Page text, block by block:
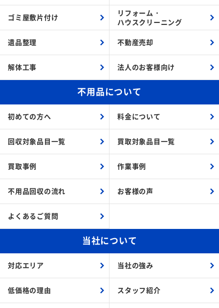
ゴミ屋敷片付け
リフォーム・
ハウスクリーニング
遺品整理 不動産売却
解体工事 法人のお客様向け
不用品について
初めての方へ 料金について
回収対象品目一覧 買取対象品目一覧
買取事例 作業事例
不用品回収の流れ お客様の声
よくあるご質問
当社について
対応エリア 当社の強み
低価格の理由 スタッフ紹介